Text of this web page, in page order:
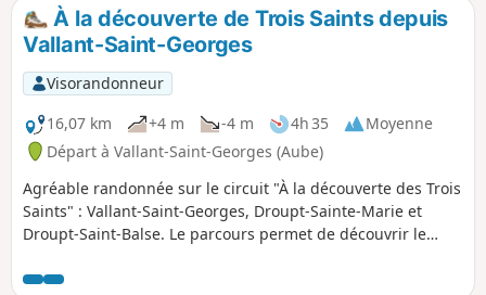
À la découverte de Trois Saints depuis
Vallant-Saint-Georges
Visorandonneur
16,07 km
+4 m -4 m 4h 35
Moyenne
Départ à Vallant-Saint-Georges (Aube)
Agréable randonnée sur le circuit "À la découverte des Trois
Saints" : Vallant-Saint-Georges, Droupt-Sainte-Marie et
Droupt-Saint-Balse. Le parcours permet de découvrir le
compose cette zone. Circuit très plat le long du Canal de